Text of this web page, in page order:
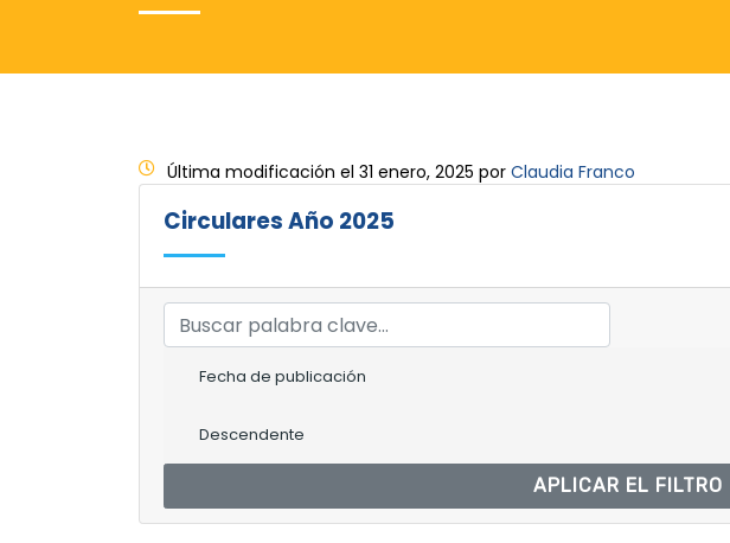
Última modificación el 31 enero, 2025 por Claudia Franco
Circulares Año 2025
Fecha de publicación
Descendente
APLICAR EL FILTRO